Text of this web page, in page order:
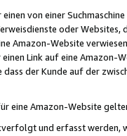
von einer
oder Websites,
Amazon-Website
Link auf eine
der Kunde auf der
eine Amazon-Website
und erfasst werden,